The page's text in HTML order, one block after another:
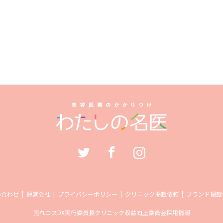
わせ 運営会社 プライバシーポリシー クリニック掲載依頼 ブランド掲
売れコスDX実行委員長クリニック収益向上委員会採用情報